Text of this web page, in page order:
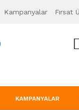
Kampanyalar Fırsat
KAMPANYALAR
Taksit